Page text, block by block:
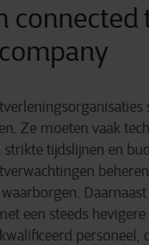
connected
Ze moeten vaak
tijdslijnen en
een steeds hevigere
personeel,